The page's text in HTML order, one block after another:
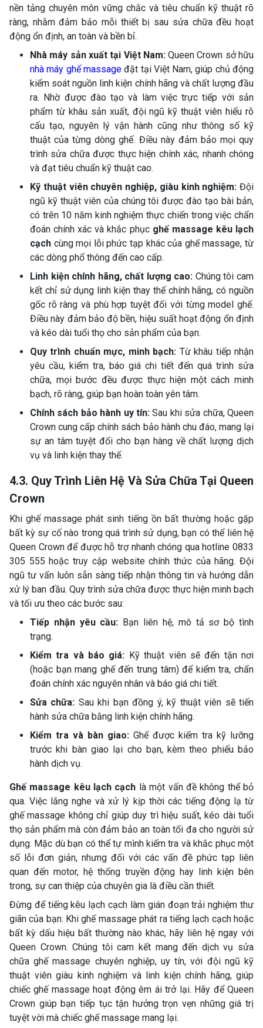
nền tảng chuyên môn vững chắc và tiêu chuẩn kỹ thuật rõ
ràng, nhằm đảm bảo mỗi thiết bị sau sửa chữa đều hoạt
động ổn định, an toàn và bền bỉ.
Nhà máy sản xuất tại Việt Nam:Queen Crown sở hữu
nhà máy ghế massageđặt tại Việt Nam, giúp chủ động
kiểm soát nguồn linh kiện chính hãng và chất lượng đầu
ra. Nhờ được đào tạo và làm việc trực tiếp với sản
phẩm từ khâu sản xuất, đội ngũ kỹ thuật viên hiểu rõ
cấu tạo, nguyên lý vận hành cũng như thông số kỹ
thuật của từng dòng ghế. Điều này đảm bảo mọi quy
trình sửa chữa được thực hiện chính xác, nhanh chóng
và đạt tiêu chuẩn kỹ thuật cao.
Kỹ thuật viên chuyên nghiệp, giàu kinh nghiệm: Đội
ngũ kỹ thuật viên của chúng tôi được đào tạo bài bản,
có trên 10 năm kinh nghiệm thực chiến trong việc chẩn
đoán chính xác và khắc phục ghế massage kêu lạch
cạch cùng mọi lỗi phức tạp khác của ghế massage, từ
các dòng phổ thông đến cao cấp.
Linh kiện chính hãng, chất lượng cao: Chúng tôi cam
kết chỉ sử dụng linh kiện thay thế chính hãng, có nguồn
gốc rõ ràng và phù hợp tuyệt đối với từng model ghế.
Điều này đảm bảo độ bền, hiệu suất hoạt động ổn định
và kéo dài tuổi thọ cho sản phẩm của bạn.
Quy trình chuẩn mực, minh bạch: Từ khâu tiếp nhận
yêu cầu, kiểm tra, báo giá chi tiết đến quá trình sửa
chữa, mọi bước đều được thực hiện một cách minh
bạch, rõ ràng, giúp bạn hoàn toàn yên tâm.
Chính sách bảo hành uy tín: Sau khi sửa chữa, Queen
Crown cung cấp chính sách bảo hành chu đáo, mang lại
sự an tâm tuyệt đối cho bạn hàng về chất lượng dịch
vụ và linh kiện thay thế.
4.3. Quy Trình Liên Hệ Và Sửa Chữa Tại Queen
Crown
Khi ghế massage phát sinh tiếng ồn bất thường hoặc gặp
bất kỳ sự cố nào trong quá trình sử dụng, bạn có thể liên hệ
Queen Crown để được hỗ trợ nhanh chóng qua hotline 0833
305 555 hoặc truy cập website chính thức của hãng. Đội
ngũ tư vấn luôn sẵn sàng tiếp nhận thông tin và hướng dẫn
xử lý ban đầu. Quy trình sửa chữa được thực hiện minh bạch
và tối ưu theo các bước sau:
Tiếp nhận yêu cầu: Bạn liên hệ, mô tả sơ bộ tình
trạng.
Kiểm tra và báo giá: Kỹ thuật viên sẽ đến tận nơi
(hoặc bạn mang ghế đến trung tâm) để kiểm tra, chẩn
đoán chính xác nguyên nhân và báo giá chi tiết.
Sửa chữa: Sau khi bạn đồng ý, kỹ thuật viên sẽ tiến
hành sửa chữa bằng linh kiện chính hãng.
Kiểm tra và bàn giao: Ghế được kiểm tra kỹ lưỡng
trước khi bàn giao lại cho bạn, kèm theo phiếu bảo
hành dịch vụ.
Ghế massage kêu lạch cạch là một vấn đề không thể bỏ
qua. Việc lắng nghe và xử lý kịp thời các tiếng động lạ từ
ghế massage không chỉ giúp duy trì hiệu suất, kéo dài tuổi
thọ sản phẩm mà còn đảm bảo an toàn tối đa cho người sử
dụng. Mặc dù bạn có thể tự mình kiểm tra và khắc phục một
số lỗi đơn giản, nhưng đối với các vấn đề phức tạp liên
quan đến motor, hệ thống truyền động hay linh kiện bên
trong, sự can thiệp của chuyên gia là điều cần thiết.
Đừng để tiếng kêu lạch cạch làm gián đoạn trải nghiệm thư
giãn của bạn. Khi ghế massage phát ra tiếng lạch cạch hoặc
bất kỳ dấu hiệu bất thường nào khác, hãy liên hệ ngay với
Queen Crown. Chúng tôi cam kết mang đến dịch vụ sửa
chữa ghế massage chuyên nghiệp, uy tín, với đội ngũ kỹ
thuật viên giàu kinh nghiệm và linh kiện chính hãng, giúp
chiếc ghế massage hoạt động êm ái trở lại. Hãy để Queen
Crown giúp bạn tiếp tục tận hưởng trọn vẹn những giá trị
tuyệt vời mà chiếc ghế massage mang lại.